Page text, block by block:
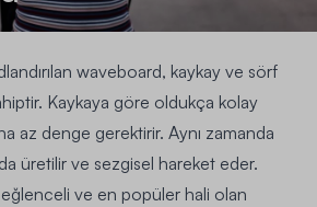
waveboard, kaykay ve sörf
Kaykaya göre oldukça kolay
az denge gerektirir. Aynı zamanda
üretilir ve sezgisel hareket eder.
eğlenceli ve en popüler hali olan